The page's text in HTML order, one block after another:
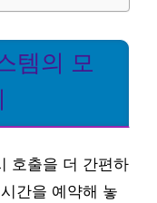
템의 모
호출을 더 간편하
간을 예약해 놓